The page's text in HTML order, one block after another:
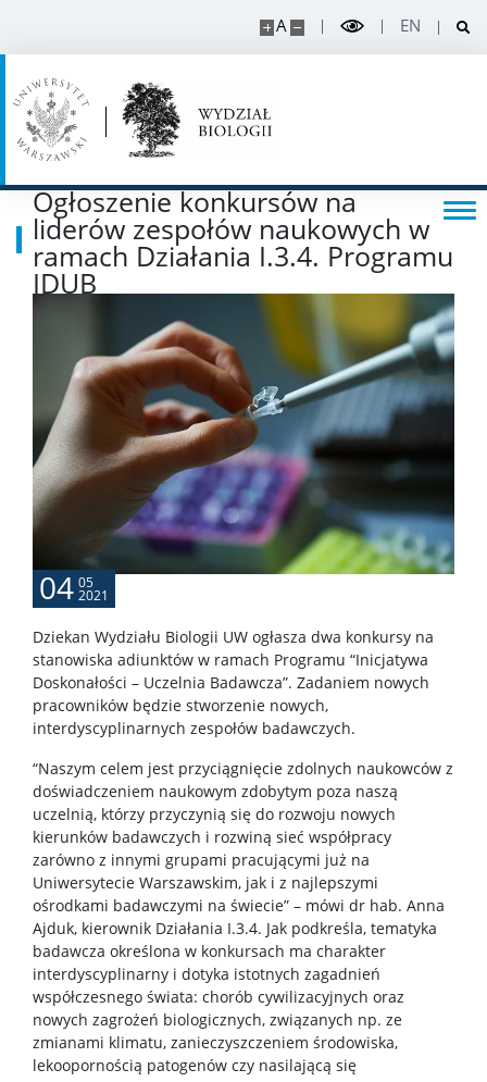
A EN
Posłuchaj o nauce
Poczytaj o nauce
Wydarzenia
Wystawy
USŁUGI
Jednostki usługowe
Spółki spin-off
KONTAKT
Ogłoszenie konkursów na
liderów zespołów naukowych w
ramach Działania I.3.4. Programu
IDUB
04 05
2021
Dziekan Wydziału Biologii UW ogłasza dwa konkursy na
stanowiska adiunktów w ramach Programu “Inicjatywa
Doskonałości – Uczelnia Badawcza”. Zadaniem nowych
pracowników będzie stworzenie nowych,
interdyscyplinarnych zespołów badawczych.
“Naszym celem jest przyciągnięcie zdolnych naukowców z
doświadczeniem naukowym zdobytym poza naszą
uczelnią, którzy przyczynią się do rozwoju nowych
kierunków badawczych i rozwiną sieć współpracy
zarówno z innymi grupami pracującymi już na
Uniwersytecie Warszawskim, jak i z najlepszymi
ośrodkami badawczymi na świecie” – mówi dr hab. Anna
Ajduk, kierownik Działania I.3.4. Jak podkreśla, tematyka
badawcza określona w konkursach ma charakter
interdyscyplinarny i dotyka istotnych zagadnień
współczesnego świata: chorób cywilizacyjnych oraz
nowych zagrożeń biologicznych, związanych np. ze
zmianami klimatu, zanieczyszczeniem środowiska,
lekoopornością patogenów czy nasilającą się